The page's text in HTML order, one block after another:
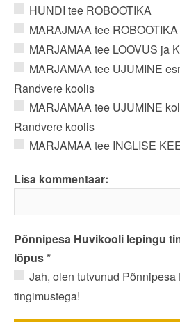
HUNDI tee ROBOOTIKA
MARAJMAA tee ROBOOTIKA
MARJAMAA tee LOOVUS ja
MARJAMAA tee UJUMINE
Randvere koolis
MARJAMAA tee UJUMINE
Randvere koolis
MARJAMAA tee INGLISE
Lisa kommentaar:
Põnnipesa Huvikooli lepingu
lõpus
Jah, olen tutvunud
tingimustega!